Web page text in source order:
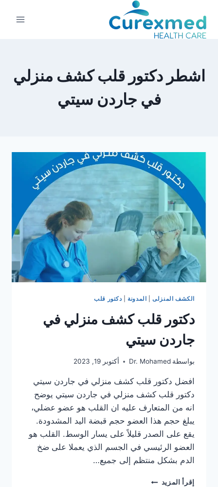
المحتوى
اشطر دكتور قلب كشف منزلي
في جاردن سيتي
الكشف المنزلى| المدونة دكتور قلب
دكتور قلب كشف منزلي في
جاردن سيتي
بواسطة Dr. Mohamed أكتوبر 19, 2023
افضل دكتور قلب كشف منزلي في جاردن سيتي
دكتور قلب كشف منزلي في جاردن سيتي يوضح
انه من المتعارف عليه ان القلب هو عضو عضلي،
يبلغ حجم هذا العضو حجم قبضة اليد المشدودة.
يقع على الصدر قليلاً على يسار الوسط. القلب هو
العضو الرئيسي في الجسم الذي يعملا على ضخ
الدم بشكل منتظم إلى جميع…
إقرأ المزيد دكتور